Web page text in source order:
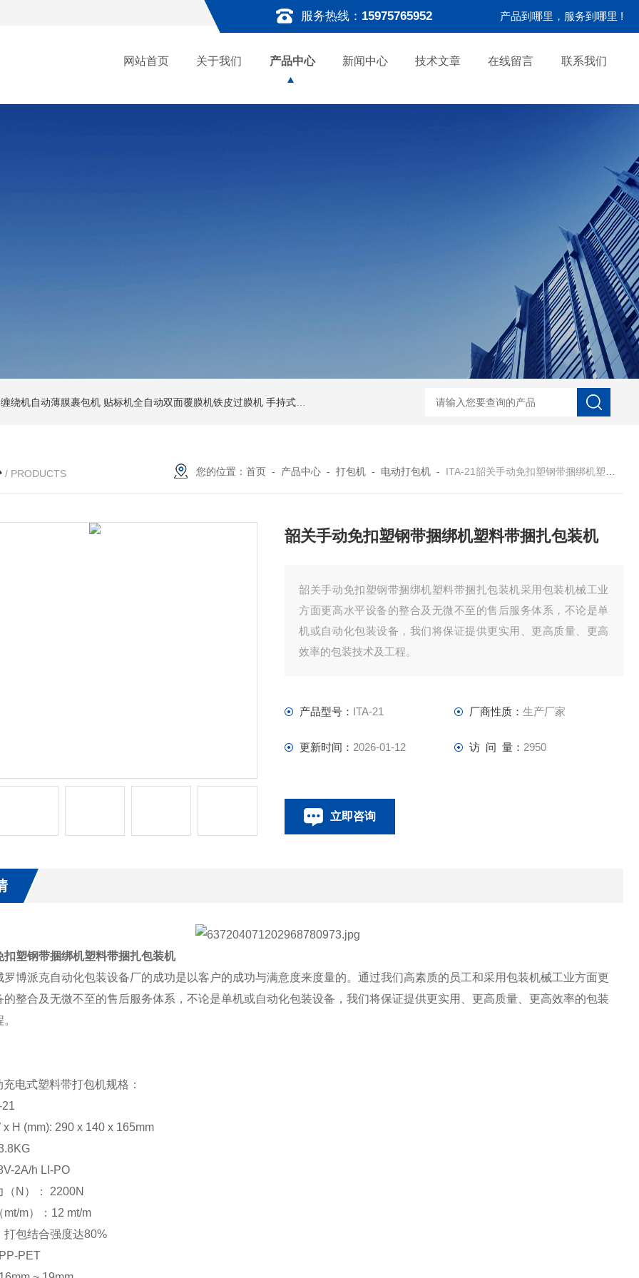
服务热线： 15975765952 产品到哪里，服务到哪里 !
网站首页 关于我们 产品中心 新闻中心 技术文章 在线留言 联系我们
绕机自动薄膜裹包机 贴标机全自动双面覆膜机铁皮过膜机 手持式激光打标机铁牌便携式打码机 自动协作码垛机纸箱码垛械手 DZ-760全自动
/ PRODUCTS 您的位置：首页 - 产品中心 -打包机 - 电动打包机 - ITA-21韶关手动免扣塑钢带捆绑机塑料带捆扎包装机
韶关手动免扣塑钢带捆绑机塑料带捆扎包装机
韶关手动免扣塑钢带捆绑机塑料带捆扎包装机采用包装机械工业
方面更高水平设备的整合及无微不至的售后服务体系，不论是单
机或自动化包装设备，我们将保证提供更实用、更高质量、更高
效率的包装技术及工程。
产品型号： ITA-21 厂商性质： 生产厂家
更新时间： 2026-01-12 访 问 量： 2950
立即咨询
扣塑钢带捆绑机塑料带捆扎包装机
罗博派克自动化包装设备厂的成功是以客户的成功与满意度来度量的。通过我们高素质的员工和采用包装机械工业方面更
的整合及无微不至的售后服务体系，不论是单机或自动化包装设备，我们将保证提供更实用、更高质量、更高效率的包装
电式塑料带打包机规格：
x H (mm): 290 x 140 x 165mm
2A/h LI-PO
（N）： 2200N
m）：12 mt/m
打包结合强度达80%
PET